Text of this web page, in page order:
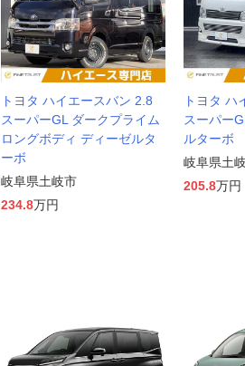
トヨタ ハイエースバン 2.8
スーパーGL ダークプライム
ロングボディ ディーゼルタ
ーボ
岐阜県土岐市
234.8万円
トヨタ ハ
スーパー
ルターボ
岐阜県土
205.8万円